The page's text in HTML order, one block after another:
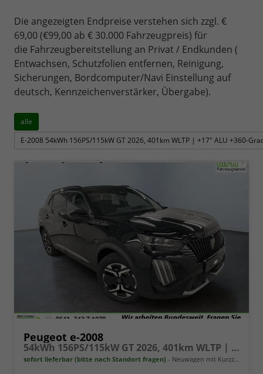
Die angezeigten Endpreise verstehen sich zzgl. €
69,00 (€99,00 ab € 30.000 Fahrzeugpreis) für
die Fahrzeugbereitstellung an Privat / Endkunden (
Entwachsen, Schutzfolien entfernen, Reinigung,
Sicherungen, Bordcomputer/Navi Einstellung auf
deutsch, Kennzeichenverstärker, Übergabe).
alle
E-2008 54kWh 156PS/115kW GT 2026, 401km WLTP | +17" ALU +360-
Peugeot e-2008
54kWh 156PS/115kW GT 2026, 401km WLTP | +17" ALU +360-Grad&RFK +Wärmepumpe +Adaptiver Tempomat +Apple CarPlay +SHZ +FULL-LED-Scheinwerfer +Getönte Scheiben
sofort lieferbar (bitte nach Standort fragen) Neuwagen mit Kurzzeitzulassung